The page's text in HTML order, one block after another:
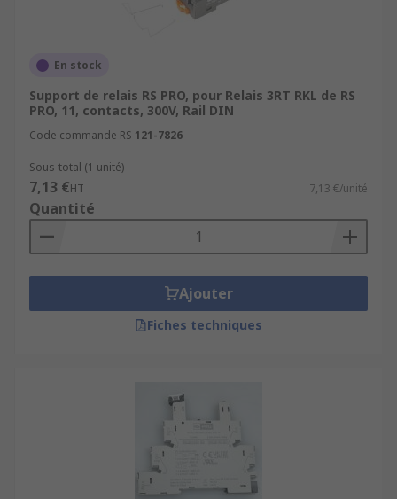
En stock
Support de relais RS PRO, pour Relais 3RT RKL de RS
PRO, 11, contacts, 300V, Rail DIN
Code commande RS 121-7826
Sous-total (1 unité)
7,13 €HT 7,13 €/unité
Quantité
Ajouter
Fiches techniques